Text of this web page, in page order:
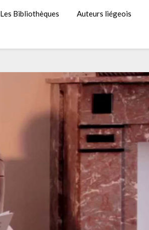
Les Bibliothèques Auteurs liégeois